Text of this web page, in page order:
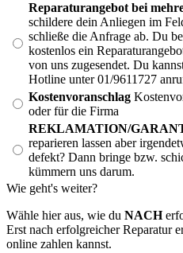
Reparaturangebot bei
schildere dein Anliegen im
schließe die Anfrage ab. Du
kostenlos ein
von uns zugesendet. Du
Hotline unter 01/9611727
Kostenvoranschlag
oder für die Firma
REKLAMATION/
reparieren lassen aber
defekt? Dann bringe bzw.
kümmern uns darum.
Wie geht's weiter?
Wähle hier aus, wie du NACH
Erst nach erfolgreicher Reparatur
online zahlen kannst.